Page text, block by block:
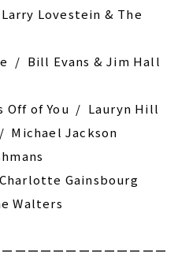
Lovestein & The
/ Bill Evans & Jim Hall
Off of You / Lauryn Hill
Michael Jackson
Gainsbourg
Walters
ーーーーーーーーーーーー